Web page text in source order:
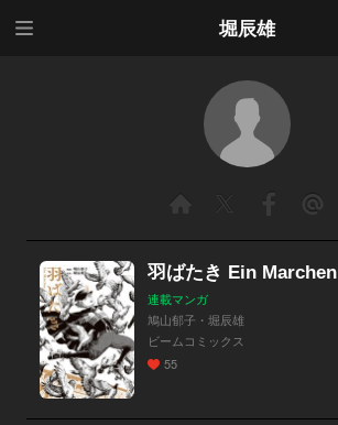
堀辰雄
羽ばたき Ein Marchen
連載マンガ
鳩山郁子・堀辰雄
ビームコミックス
55